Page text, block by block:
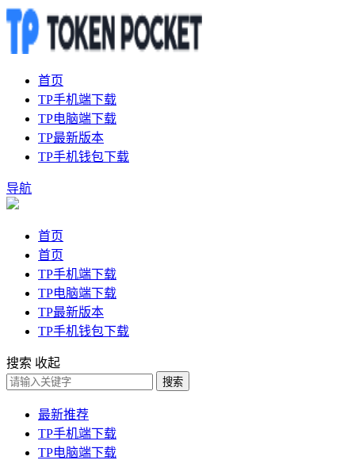
首页
TP手机端下载
TP电脑端下载
TP最新版本
TP手机钱包下载
导航
首页
首页
TP手机端下载
TP电脑端下载
TP最新版本
TP手机钱包下载
搜索 收起
搜索
最新推荐
TP手机端下载
TP电脑端下载